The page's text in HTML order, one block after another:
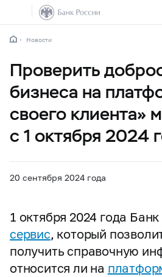
Новости
Проверить
бизнеса на
своего клиента»
с 1 октября 2024
20 сентября 2024 года
1 октября 2024 года
сервис, который
получить справочную
относится ли на